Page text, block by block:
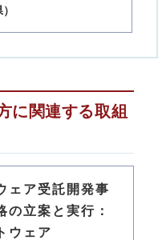
に関連する取組
ェア受託開発事
の立案と実行：
ウェア